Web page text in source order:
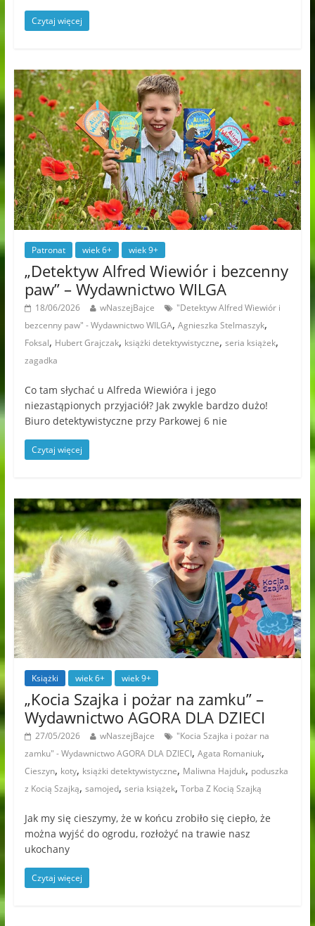
Czytaj więcej
Patronat wiek 6+ wiek 9+
„Detektyw Alfred Wiewiór i bezcenny
paw” – Wydawnictwo WILGA
18/06/2026 wNaszejBajce
"Detektyw Alfred Wiewiór i
bezcenny paw" - Wydawnictwo WILGA, Agnieszka Stelmaszyk,
Foksal, Hubert Grajczak, książki detektywistyczne, seria książek,
zagadka
Co tam słychać u Alfreda Wiewióra i jego
niezastąpionych przyjaciół? Jak zwykle bardzo dużo!
Biuro detektywistyczne przy Parkowej 6 nie
Czytaj więcej
Książki wiek 6+ wiek 9+
„Kocia Szajka i pożar na zamku” –
Wydawnictwo AGORA DLA DZIECI
27/05/2026 wNaszejBajce
"Kocia Szajka i pożar na
zamku" - Wydawnictwo AGORA DLA DZIECI, Agata Romaniuk,
Cieszyn, koty, książki detektywistyczne, Maliwna Hajduk, poduszka
z Kocią Szajką, samojed, seria książek, Torba Z Kocią Szajką
Jak my się cieszymy, że w końcu zrobiło się ciepło, że
można wyjść do ogrodu, rozłożyć na trawie nasz
ukochany
Czytaj więcej